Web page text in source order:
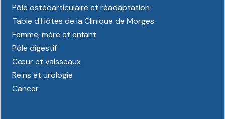
Pôle ostéoarticulaire et réadaptation
Table d'Hôtes de la Clinique de Morges
Femme, mère et enfant
Pôle digestif
Cœur et vaisseaux
Reins et urologie
Cancer